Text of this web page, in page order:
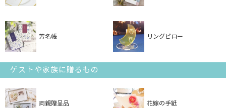
芳名帳 リングピロー
ゲストや家族に贈るもの
両親贈呈品 花嫁の手紙